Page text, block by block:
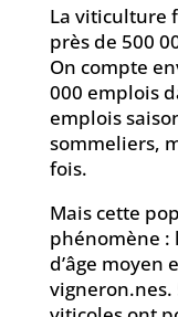
La viticulture
près de 500
On compte
000 emplois
emplois
sommeliers,
fois.
Mais cette
phénomène :
d’âge moyen
vigneron.nes.